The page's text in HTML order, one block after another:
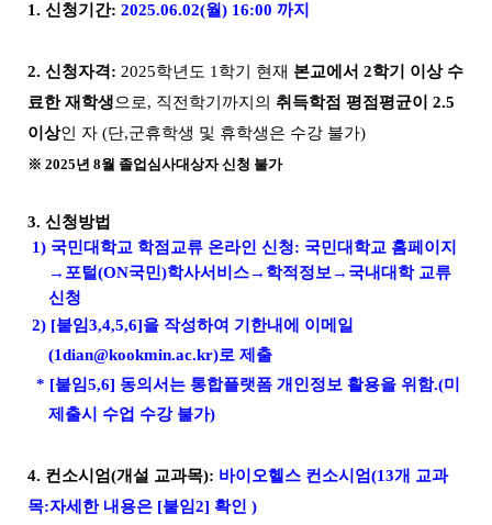
1. 신청기간: 2025.06.02(월) 16:00 까지
2. 신청자격: 2025학년도 1학기 현재 본교에서 2학기 이상 수
료한재학생으로, 직전학기까지의 취득학점 평점평균이
2.5
이상인 자 (단,군휴학생 및 휴학생은 수강 불가)
※ 2025년 8월 졸업심사대상자 신청 불가
3. 신청방법
1) 국민대학교 학점교류 온라인 신청: 국민대학교 홈페이지
→ 포털(ON국민)학사서비스→ 학적정보 → 국내대학 교류
신청
2) [붙임3,4,5,6]을 작성하여 기한내에
이메일
(1dian@kookmin.ac.kr)로 제출
* [붙임5,6] 동의서는 통합플랫폼 개인정보 활용을 위함.(미
제출시 수업 수강 불가)
4. 컨소시엄(개설 교과목): 바이오헬스 컨소시엄(13개 교과
목:자세한 내용은 [붙임2] 확인 )